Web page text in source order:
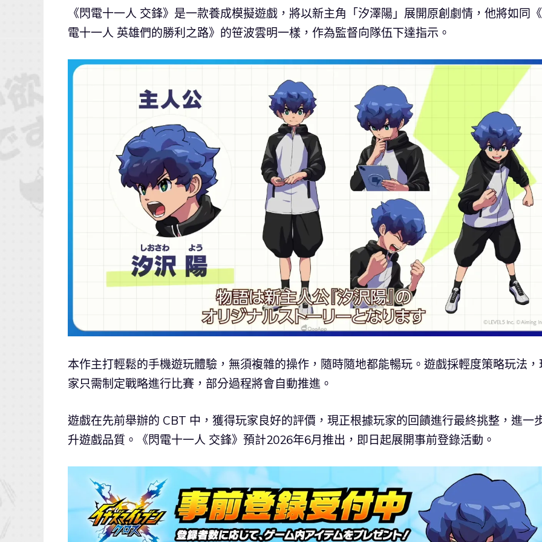
《閃電十一人 交鋒》是一款養成模擬遊戲，將以新主角「汐澤陽」展開原創劇情，他將如同
電十一人 英雄們的勝利之路》的笹波雲明一樣，作為監督向隊伍下達指示。
本作主打輕鬆的手機遊玩體驗，無須複雜的操作，隨時隨地都能暢玩。遊戲採輕度策略玩法，
家只需制定戰略進行比賽，部分過程將會自動推進。
遊戲在先前舉辦的 CBT 中，獲得玩家良好的評價，現正根據玩家的回饋進行最終挑整，進一
升遊戲品質。《閃電十一人 交鋒》預計2026年6月推出，即日起展開事前登錄活動。